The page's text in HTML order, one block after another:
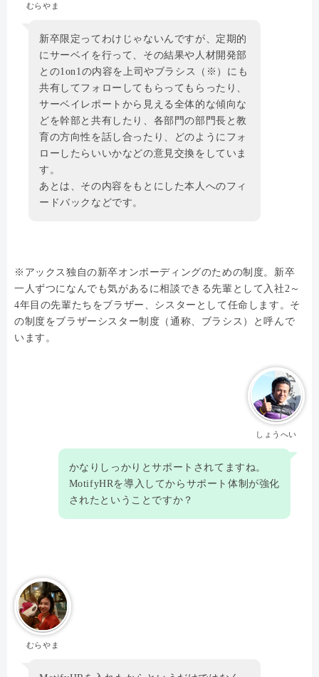
むらやま
新卒限定ってわけじゃないんですが、定期的
にサーベイを行って、その結果や人材開発部
との1on1の内容を上司やブラシス（※）にも
共有してフォローしてもらってもらったり、
サーベイレポートから見える全体的な傾向な
どを幹部と共有したり、各部門の部門長と教
育の方向性を話し合ったり、どのようにフォ
ローしたらいいかなどの意見交換をしていま
す。
あとは、その内容をもとにした本人へのフィ
ードバックなどです。
※アックス独自の新卒オンボーディングのための制度。新卒
一人ずつになんでも気があるに相談できる先輩として入社2～
4年目の先輩たちをブラザー、シスターとして任命します。そ
の制度をブラザーシスター制度（通称、ブラシス）と呼んで
います。
しょうへい
かなりしっかりとサポートされてますね。
MotifyHRを導入してからサポート体制が強化
されたということですか？
むらやま